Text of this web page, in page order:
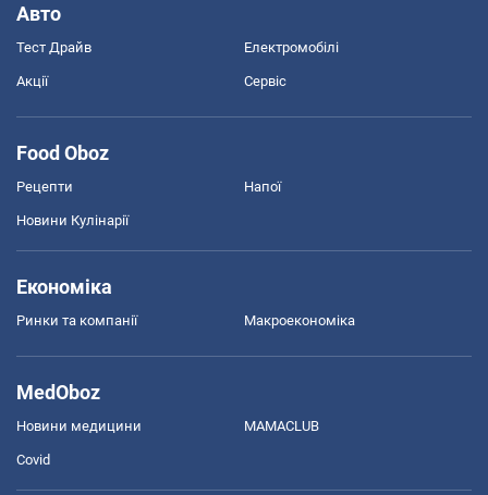
Авто
Тест Драйв Електромобілі
Акції Сервіс
Food Oboz
Рецепти Напої
Новини Кулінарії
Економіка
Ринки та компанії Макроекономіка
MedOboz
Новини медицини MAMACLUB
Covid